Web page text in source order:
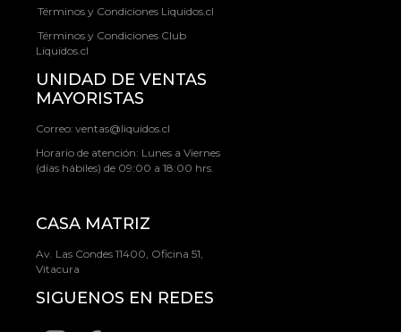
Términos y Condiciones Liquidos.cl
Términos y Condiciones Club
Liquidos.cl
UNIDAD DE VENTAS
MAYORISTAS
Correo: ventas@liquidos.cl
Horario de atención: Lunes a Viernes
(días hábiles) de 09:00 a 18:00 hrs.
CASA MATRIZ
Av. Las Condes 11400, Oficina 51,
Vitacura
SIGUENOS EN REDES